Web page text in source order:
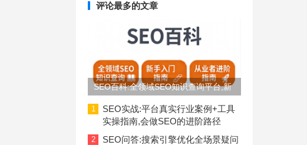
评论最多的文章
SEO百科:全领域SEO知识查询平台,新
手入门到从业者进阶指南
1
SEO实战:平台真实行业案例+工具
实操指南,会做SEO的进阶路径
2
SEO问答:搜索引擎优化全场景疑问